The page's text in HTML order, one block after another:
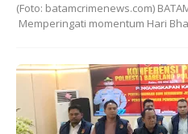
(Foto: batamcrimenews.com)
Memperingati momentum Hari